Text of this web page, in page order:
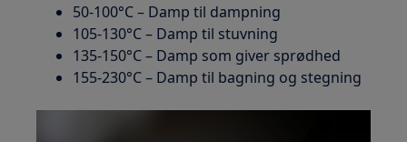
50-100°C – Damp til dampning
105-130°C – Damp til stuvning
135-150°C – Damp som giver sprødhed
155-230°C – Damp til bagning og stegning